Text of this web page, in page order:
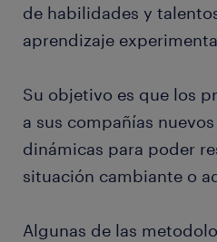
de habilidades y
aprendizaje
Su objetivo es que los
a sus compañías
dinámicas para poder
situación cambiante o
Algunas de las